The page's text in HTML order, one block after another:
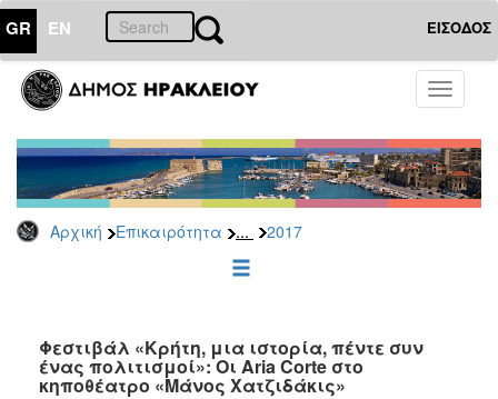
GR EN ΕΙΣΟΔΟΣ
Toggle
Αρχική Επικαιρότητα ... 2017
ΕΠΙΚΑΙΡΟΤΗΤΑ
Τύπου
Αρχείο
2026
2025
2022
2021
Φεστιβάλ «Κρήτη, μια ιστορία, πέντε συν
ένας πολιτισμοί»: Οι Aria Corte στο
κηποθέατρο «Μάνος Χατζιδάκις»